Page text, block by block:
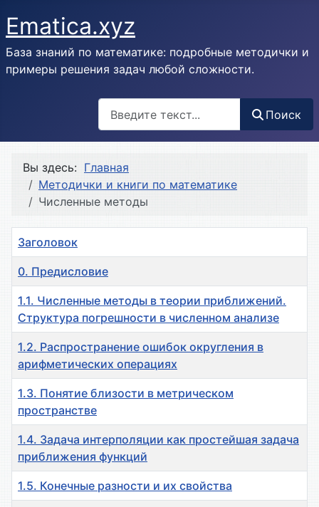
Ematica.xyz
База знаний по математике: подробные методички и
примеры решения задач любой сложности.
Поиск
Вы здесь: Главная
Методички и книги по математике
Численные методы
Заголовок
0. Предисловие
1.1. Численные методы в теории приближений.
Структура погрешности в численном анализе
1.2. Распространение ошибок округления в
арифметических операциях
1.3. Понятие близости в метрическом
пространстве
1.4. Задача интерполяции как простейшая задача
приближения функций
1.5. Конечные разности и их свойства